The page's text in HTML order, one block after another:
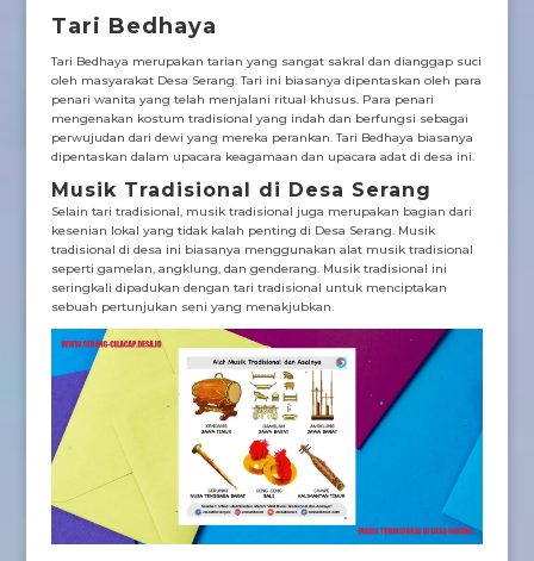
Tari Bedhaya
Tari Bedhaya merupakan tarian yang sangat sakral dan dianggap suci
oleh masyarakat Desa Serang. Tari ini biasanya dipentaskan oleh para
penari wanita yang telah menjalani ritual khusus. Para penari
mengenakan kostum tradisional yang indah dan berfungsi sebagai
perwujudan dari dewi yang mereka perankan. Tari Bedhaya biasanya
dipentaskan dalam upacara keagamaan dan upacara adat di desa ini.
Musik Tradisional di Desa Serang
Selain tari tradisional, musik tradisional juga merupakan bagian dari
kesenian lokal yang tidak kalah penting di Desa Serang. Musik
tradisional di desa ini biasanya menggunakan alat musik tradisional
seperti gamelan, angklung, dan genderang. Musik tradisional ini
seringkali dipadukan dengan tari tradisional untuk menciptakan
sebuah pertunjukan seni yang menakjubkan.